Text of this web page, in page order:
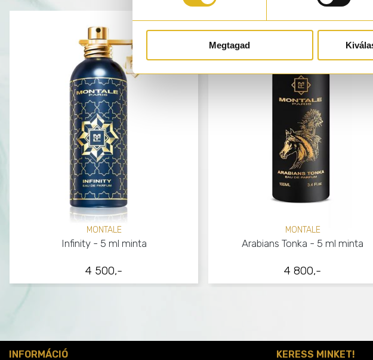
Megtagad
4 500,-
MONTALE
Infinity - 5 ml minta
4 800,-
MONTALE
Arabians Tonka - 5 ml minta
INFORMÁCIÓ KERESS MINKET!